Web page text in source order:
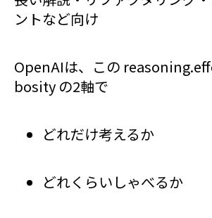
ントなど向け
OpenAIは、この
bosity の2軸で
どれだけ考えるか
どれくらいしゃべるか